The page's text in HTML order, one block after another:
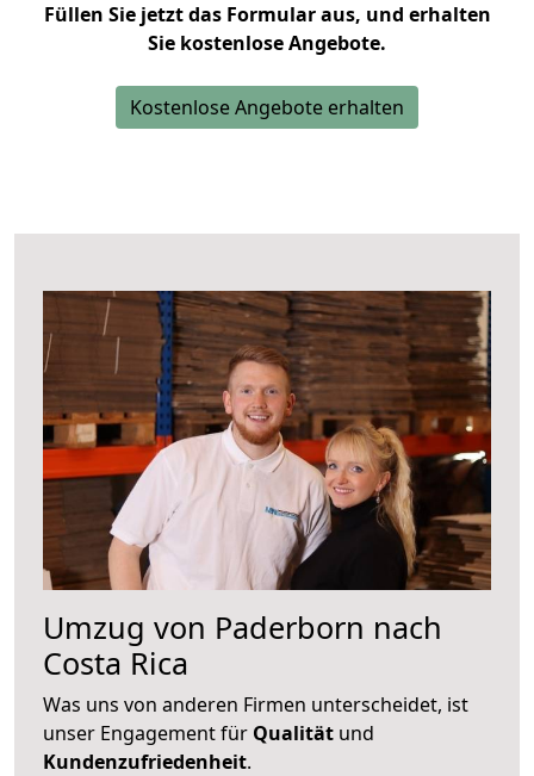
Füllen Sie jetzt das Formular aus, und erhalten
Sie kostenlose Angebote.
Kostenlose Angebote erhalten
Umzug von Paderborn nach
Costa Rica
Was uns von anderen Firmen unterscheidet, ist
unser Engagement für Qualität und
Kundenzufriedenheit.